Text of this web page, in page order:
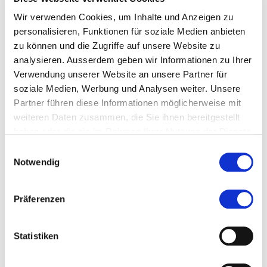
Wir verwenden Cookies, um Inhalte und Anzeigen zu
personalisieren, Funktionen für soziale Medien anbieten
zu können und die Zugriffe auf unsere Website zu
analysieren. Ausserdem geben wir Informationen zu Ihrer
Verwendung unserer Website an unsere Partner für
soziale Medien, Werbung und Analysen weiter. Unsere
Partner führen diese Informationen möglicherweise mit
weiteren Daten zusammen, die Sie ihnen bereitgestellt
Notwendig
Präferenzen
Statistiken
Zahlung
per Semesterrechnung
per Monatsrechnung (Bei Monatsrechnung
fallen zusätzliche Gebühren an)
Übernahme der Studiengebühren durch Dritte (z.
Rechnungsadresse